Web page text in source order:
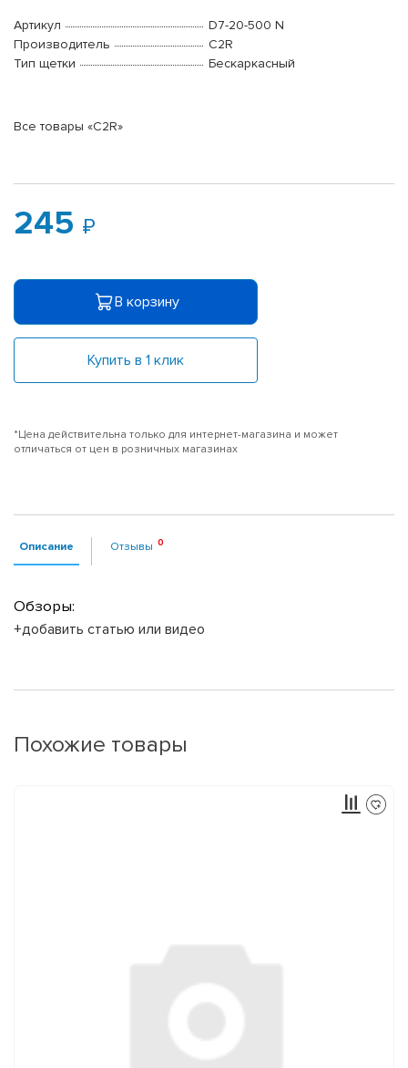
Артикул
D7-20-500 N
Производитель
C2R
Тип щетки
Бескаркасный
Все товары «C2R»
245
В корзину
Купить в 1 клик
*Цена действительна только для интернет-магазина и может
отличаться от цен в розничных магазинах
Описание Отзывы
Обзоры:
+добавить статью или видео
Похожие товары